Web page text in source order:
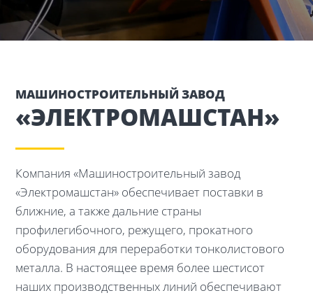
МАШИНОСТРОИТЕЛЬНЫЙ ЗАВОД
«ЭЛЕКТРОМАШСТАН»
Компания «Машиностроительный завод
«Электромашстан» обеспечивает поставки в
ближние, а также дальние страны
профилегибочного, режущего, прокатного
оборудования для переработки тонколистового
металла. В настоящее время более шестисот
наших производственных линий обеспечивают